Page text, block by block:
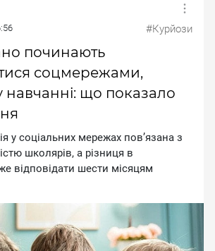
#Курйози
починають
соцмережами,
навчанні: що показало
у соціальних мережах пов’язана з
школярів, а різниця в
відповідати шести місяцям